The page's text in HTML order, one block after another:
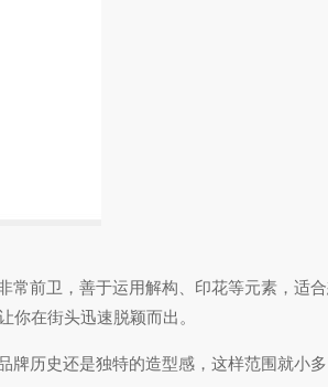
常前卫，善于运用解构、印花等元素，适
你在街头迅速脱颖而出。
历史还是独特的造型感，这样范围就小多